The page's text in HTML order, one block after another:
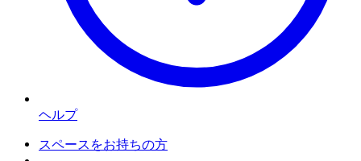
ヘルプ
スペースをお持ちの方